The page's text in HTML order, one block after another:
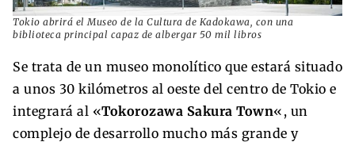
Tokio abrirá el Museo de la Cultura de Kadokawa, con una
biblioteca principal capaz de albergar 50 mil libros
Se trata de un museo monolítico que estará situado
a unos 30 kilómetros al oeste del centro de Tokio e
integrará al «Tokorozawa Sakura Town«, un
complejo de desarrollo mucho más grande y